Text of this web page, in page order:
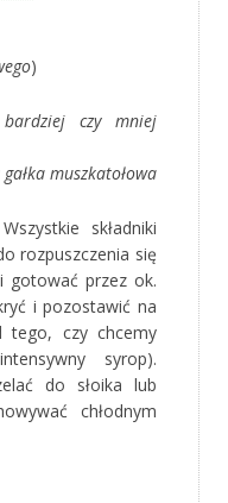
)
czy mniej
muszkatołowa
składniki
rozpuszczenia się
gotować przez ok.
i pozostawić na
tego, czy chcemy
syrop).
do słoika lub
chłodnym